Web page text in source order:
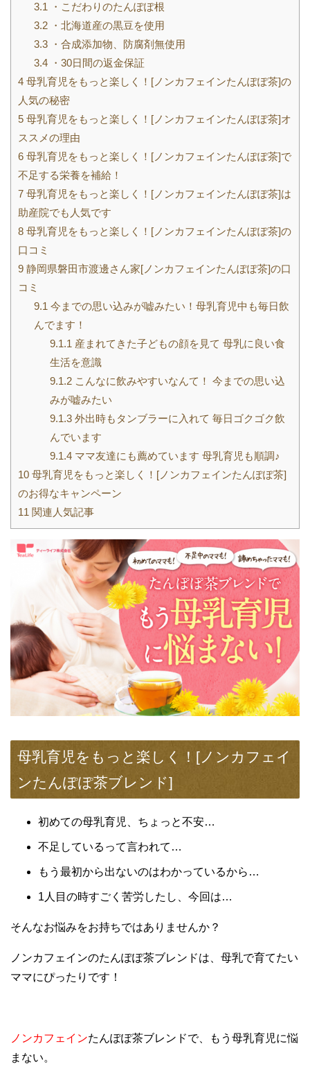
3.1 ・こだわりのたんぽぽ根
3.2・北海道産の黒豆を使用
3.3・合成添加物、防腐剤無使用
3.4・30日間の返金保証
4 母乳育児をもっと楽しく！[ノンカフェインたんぽぽ茶]の
人気の秘密
5 母乳育児をもっと楽しく！[ノンカフェインたんぽぽ茶]オ
ススメの理由
6 母乳育児をもっと楽しく！[ノンカフェインたんぽぽ茶]で
不足する栄養を補給！
7 母乳育児をもっと楽しく！[ノンカフェインたんぽぽ茶]は
助産院でも人気です
8 母乳育児をもっと楽しく！[ノンカフェインたんぽぽ茶]の
口コミ
9 静岡県磐田市渡邊さん家[ノンカフェインたんぽぽ茶]の口
コミ
9.1 今までの思い込みが嘘みたい！母乳育児中も毎日飲
んでます！
9.1.1 産まれてきた子どもの顔を見て 母乳に良い食
生活を意識
9.1.2こんなに飲みやすいなんて！ 今までの思い込
みが嘘みたい
9.1.3外出時もタンブラーに入れて 毎日ゴクゴク飲
んでいます
9.1.4ママ友達にも薦めています 母乳育児も順調♪
10 母乳育児をもっと楽しく！[ノンカフェインたんぽぽ茶]
のお得なキャンペーン
11 関連人気記事
母乳育児をもっと楽しく！[ノンカフェイ
ンたんぽぽ茶ブレンド]
初めての母乳育児、ちょっと不安…
不足しているって言われて…
もう最初から出ないのはわかっているから…
1人目の時すごく苦労したし、今回は…
そんなお悩みをお持ちではありませんか？
ノンカフェインのたんぽぽ茶ブレンドは、母乳で育てたい
ママにぴったりです！
ノンカフェインたんぽぽ茶ブレンドで、もう母乳育児に悩
まない。